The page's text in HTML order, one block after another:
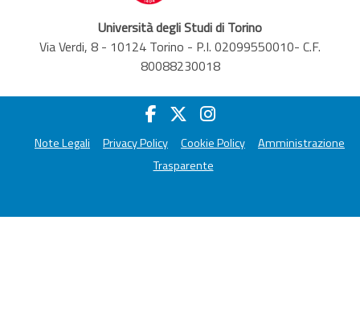
Università degli Studi di Torino
Via Verdi, 8 - 10124 Torino - P.I. 02099550010- C.F.
80088230018
Note Legali Privacy Policy Cookie Policy
Amministrazione
Trasparente